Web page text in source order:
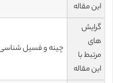
این مقاله
گرایش
های
مرتبط با
این مقاله
چینه و فسیل